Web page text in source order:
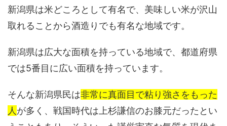
新潟県は米どころとして有名で、美味しい米が沢山
取れることから酒造りでも有名な地域です。
新潟県は広大な面積を持っている地域で、都道府県
では5番目に広い面積を持っています。
そんな新潟県民は非常に真面目で粘り強さをもった
人が多く、戦国時代は上杉謙信のお膝元だったとい